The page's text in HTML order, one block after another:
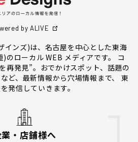
by ALIVE
ンズ)は、名古屋を中心とした東海
のローカル WEB メディアです。 コ
再発見”。おでかけスポット、話題の
ど、最新情報から穴場情報まで、 東
発信していきます。
・店舗様へ